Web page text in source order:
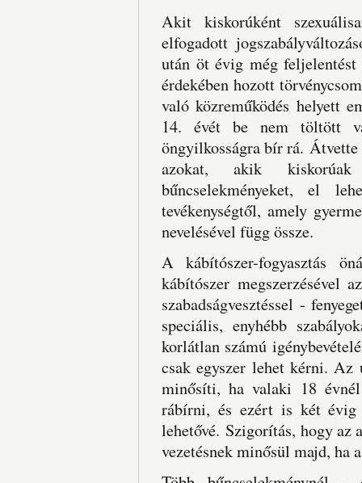
Akit kiskorúként
elfogadott
után öt évig még feljelentést
érdekében hozott
való közreműködés helyett
14. évét be nem töltött
öngyilkosságra bír rá.
azokat, akik
bűncselekményeket, el
tevékenységtől, amely
nevelésével függ össze.
A kábítószer-fogyasztás
kábítószer megszerzésével
szabadságvesztéssel -
speciális, enyhébb
korlátlan számú
csak egyszer lehet kérni. Az
minősíti, ha valaki 18 évnél
rábírni, és ezért is két évig
lehetővé. Szigorítás, hogy az
vezetésnek minősül majd, ha